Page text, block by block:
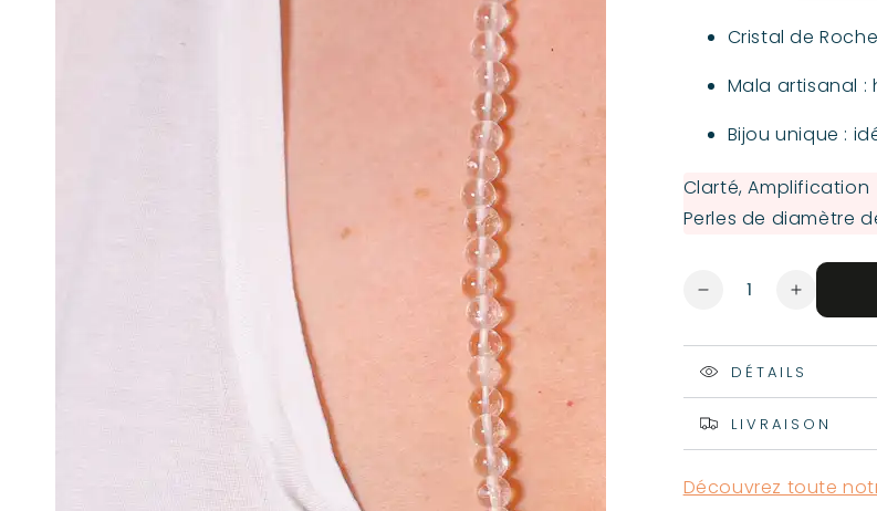
Cristal de
Mala artisanal :
Bijou unique :
Clarté, Amplification
Perles de diamètre
Quantité
Réduire
quantité
de
Mala
Cristal
|
quantité
de
Mala
Cristal
|
DÉTAILS
LIVRAISON
Découvrez toute